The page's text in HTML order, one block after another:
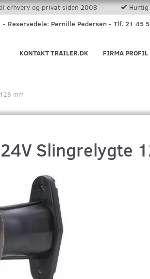
erhverv og privat siden 2008
Hurtig
Reservedele: Pernille Pedersen - Tlf. 21 45
FIRMA PROFIL
KONTAKT TRAILER.DK
mm
Slingrelygte